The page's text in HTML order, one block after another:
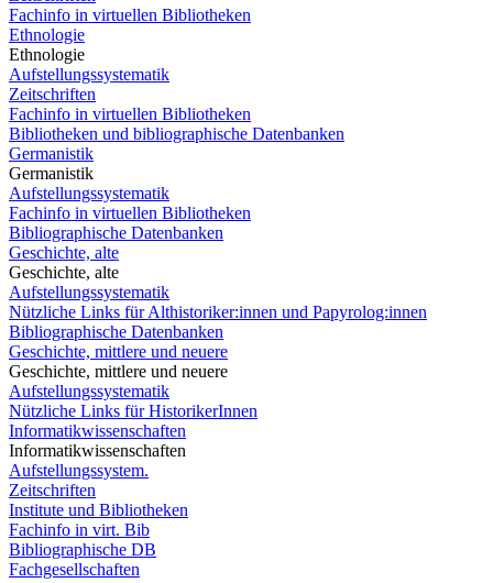
Fachinfo in virtuellen Bibliotheken
Ethnologie
Ethnologie
Aufstellungssystematik
Zeitschriften
Fachinfo in virtuellen Bibliotheken
Bibliotheken und bibliographische Datenbanken
Germanistik
Germanistik
Aufstellungssystematik
Fachinfo in virtuellen Bibliotheken
Bibliographische Datenbanken
Geschichte, alte
Geschichte, alte
Aufstellungssystematik
Nützliche Links für Althistoriker:innen und Papyrolog:innen
Bibliographische Datenbanken
Geschichte, mittlere und neuere
Geschichte, mittlere und neuere
Aufstellungssystematik
Nützliche Links für HistorikerInnen
Informatikwissenschaften
Informatikwissenschaften
Aufstellungssystem.
Zeitschriften
Institute und Bibliotheken
Fachinfo in virt. Bib
Bibliographische DB
Fachgesellschaften